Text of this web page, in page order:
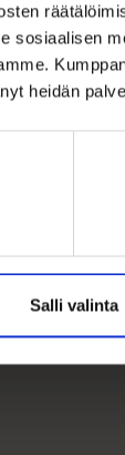
sosiaalisen
heidän
Salli valinta